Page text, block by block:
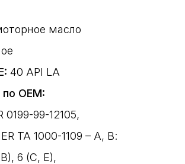
масло
40 API LA
OEM:
0199-99-12105,
TA 1000-1109 – A, B:
6 (C, E),